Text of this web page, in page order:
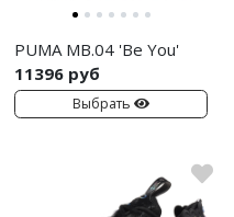
PUMA MB.04 'Be You'
11396 руб
Выбрать